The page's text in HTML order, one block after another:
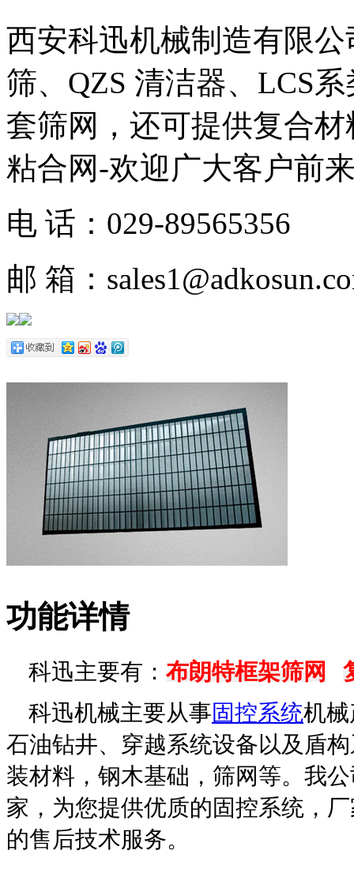
西安科迅机械制造有限
筛、QZS 清洁器、LCS
套筛网，还可提供复合
粘合网-欢迎广大客户前
电 话：029-89565356
邮 箱：
功能详情
科迅主要有： 布朗特框架筛网
科迅机械主要从事固控系统机
石油钻井、穿越系统设备以及盾
装材料，钢木基础，筛网等。我
家，为您提供优质的固控系统，
的售后技术服务。